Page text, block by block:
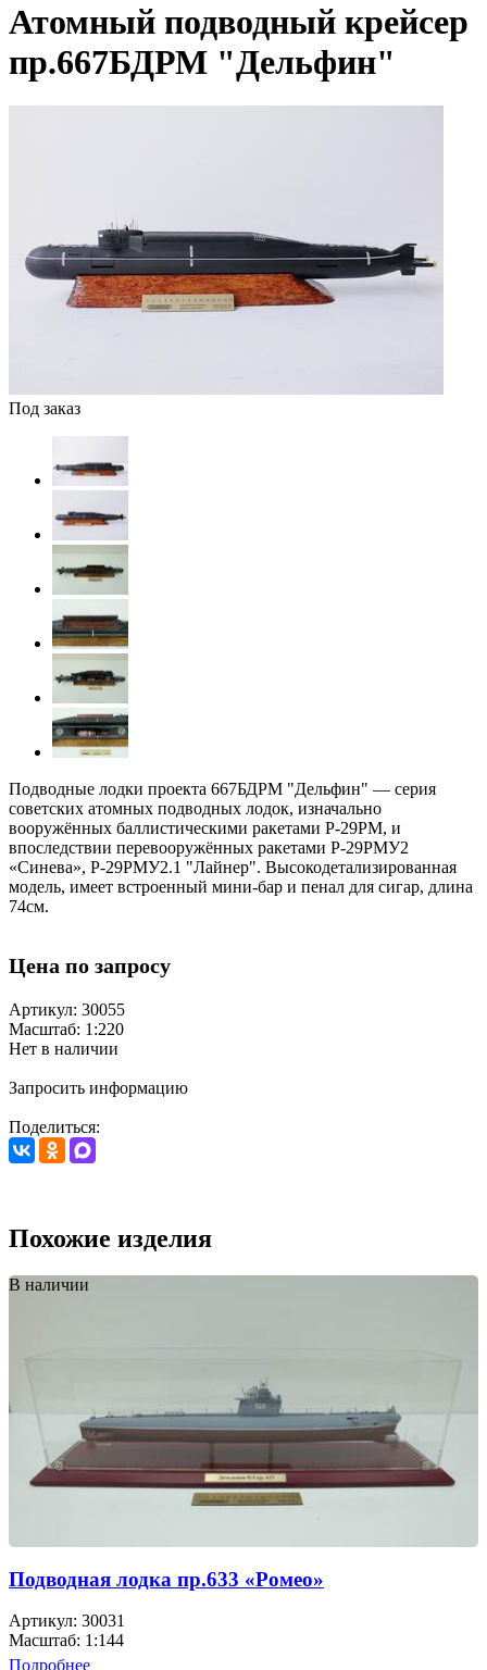
Атомный подводный крейсер
пр.667БДРМ "Дельфин"
Под заказ
Подводные лодки проекта 667БДРМ "Дельфин" — серия
советских атомных подводных лодок, изначально
вооружённых баллистическими ракетами Р-29РМ, и
впоследствии перевооружённых ракетами Р-29РМУ2
«Синева», Р-29РМУ2.1 "Лайнер". Высокодетализированная
модель, имеет встроенный мини-бар и пенал для сигар, длина
74см.
Цена по запросу
Артикул: 30055
Масштаб: 1:220
Нет в наличии
Запросить информацию
Поделиться:
Похожие изделия
В наличии
Подводная лодка пр.633 «Ромео»
Артикул: 30031
Масштаб: 1:144
Подробнее